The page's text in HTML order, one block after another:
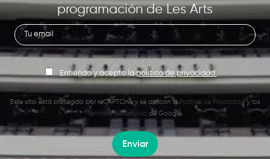
programación de Les Arts
Entiendo y acepto lapolítica de privacidad.
Este sitio está protegido por reCAPTCHA y se aplican la Política de Privacidad y los
Términos de Servicio de Google.
Enviar